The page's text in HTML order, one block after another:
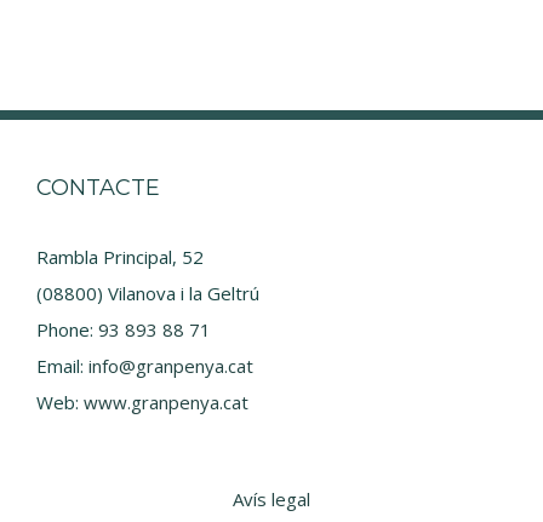
CONTACTE
Rambla Principal, 52
(08800) Vilanova i la Geltrú
Phone: 93 893 88 71
Email: info@granpenya.cat
Web: www.granpenya.cat
Avís legal